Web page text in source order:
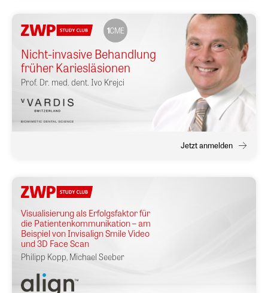
1CME
Nicht-invasive Behandlung
früher Kariesläsionen
Prof. Dr. med. dent. Ivo Krejci
Jetzt anmelden
Visualisierung als Erfolgsfaktor für
die Patientenkommunikation – am
Beispiel von Invisalign Smile Video
und 3D Face Scan
Philipp Kopp Michael Seeber